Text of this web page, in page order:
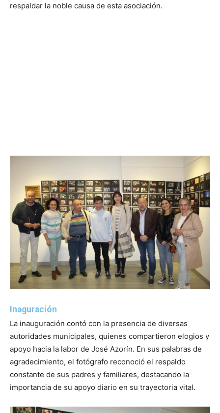
respaldar la noble causa de esta asociación.
Inaguración
La inauguración contó con la presencia de diversas
autoridades municipales, quienes compartieron elogios y
apoyo hacia la labor de José Azorín. En sus palabras de
agradecimiento, el fotógrafo reconoció el respaldo
constante de sus padres y familiares, destacando la
importancia de su apoyo diario en su trayectoria vital.